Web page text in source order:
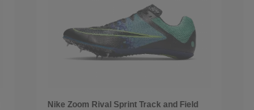
Nike Zoom Rival Sprint Track and Field